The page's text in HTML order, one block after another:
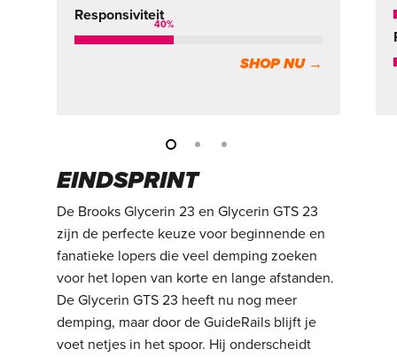
Responsiviteit
40%
SHOP NU →
EINDSPRINT
De Brooks Glycerin 23 en Glycerin GTS 23
zijn de perfecte keuze voor beginnende en
fanatieke lopers die veel demping zoeken
voor het lopen van korte en lange afstanden.
De Glycerin GTS 23 heeft nu nog meer
demping, maar door de GuideRails blijft je
voet netjes in het spoor. Hij onderscheidt